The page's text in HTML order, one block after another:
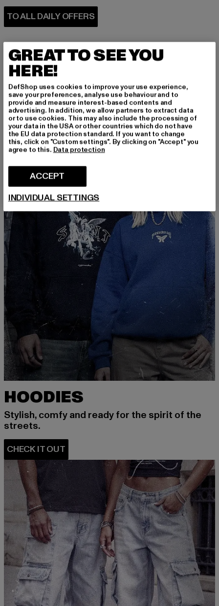
TO ALL DAILY OFFERS
PERFECTLY COMBINED
HOODIES
Stylish, comfy and ready for the spirit of the
streets.
GREAT TO SEE YOU
HERE!
DefShop uses cookies to improve your use experience,
save your preferences, analyse use behaviour and to
provide and measure interest-based contents and
advertising. In addition, we allow partners to extract data
or to use cookies. This may also include the processing of
your data in the USA or other countries which do not have
the EU data protection standard. If you want to change
this, click on "Custom settings". By clicking on "Accept" you
agree to this. Data protection
ACCEPT
INDIVIDUAL SETTINGS